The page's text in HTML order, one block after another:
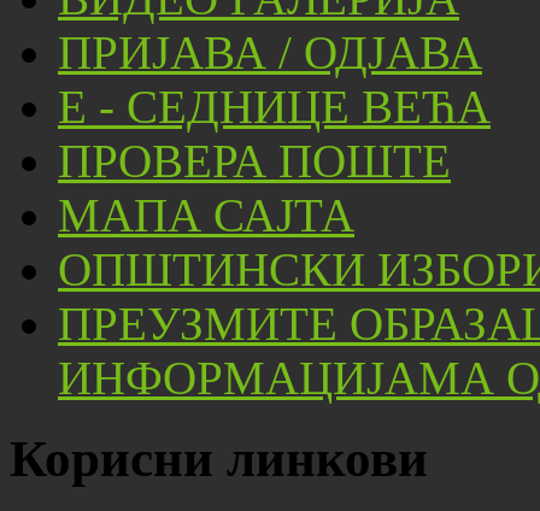
ПРИЈАВА / ОДЈАВА
Е - СЕДНИЦЕ ВЕЋА
ПРОВЕРА ПОШТЕ
МАПА САЈТА
ОПШТИНСКИ
ПРЕУЗМИТЕ
ИНФОРМАЦИЈАМА
Корисни линкови